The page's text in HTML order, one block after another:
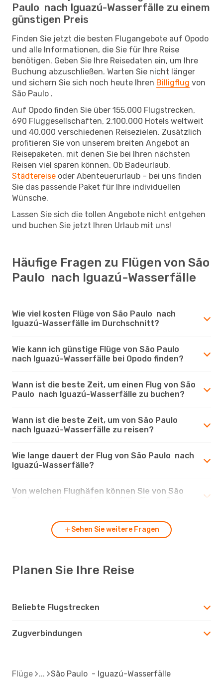
Paulo nach Iguazú-Wasserfälle zu einem
günstigen Preis
Finden Sie jetzt die besten Flugangebote auf Opodo
und alle Informationen, die Sie für Ihre Reise
benötigen. Geben Sie Ihre Reisedaten ein, um Ihre
Buchung abzuschließen. Warten Sie nicht länger
und sichern Sie sich noch heute Ihren Billigflug von
São Paulo .
Auf Opodo finden Sie über 155.000 Flugstrecken,
690 Fluggesellschaften, 2.100.000 Hotels weltweit
und 40.000 verschiedenen Reisezielen. Zusätzlich
profitieren Sie von unserem breiten Angebot an
Reisepaketen, mit denen Sie bei Ihren nächsten
Reisen viel sparen können. Ob Badeurlaub,
Städtereise oder Abenteuerurlaub – bei uns finden
Sie das passende Paket für Ihre individuellen
Wünsche.
Lassen Sie sich die tollen Angebote nicht entgehen
und buchen Sie jetzt Ihren Urlaub mit uns!
Häufige Fragen zu Flügen von São
Paulo nach Iguazú-Wasserfälle
Wie viel kosten Flüge von São Paulo nach
Iguazú-Wasserfälle im Durchschnitt?
Wie kann ich günstige Flüge von São Paulo
nach Iguazú-Wasserfälle bei Opodo finden?
Wann ist die beste Zeit, um einen Flug von São
Paulo nach Iguazú-Wasserfälle zu buchen?
Wann ist die beste Zeit, um von São Paulo
nach Iguazú-Wasserfälle zu reisen?
Wie lange dauert der Flug von São Paulo nach
Iguazú-Wasserfälle?
Von welchen Flughäfen können Sie von São
Sehen Sie weitere Fragen
Planen Sie Ihre Reise
Beliebte Flugstrecken
Zugverbindungen
Flüge São Paulo - Iguazú-Wasserfälle